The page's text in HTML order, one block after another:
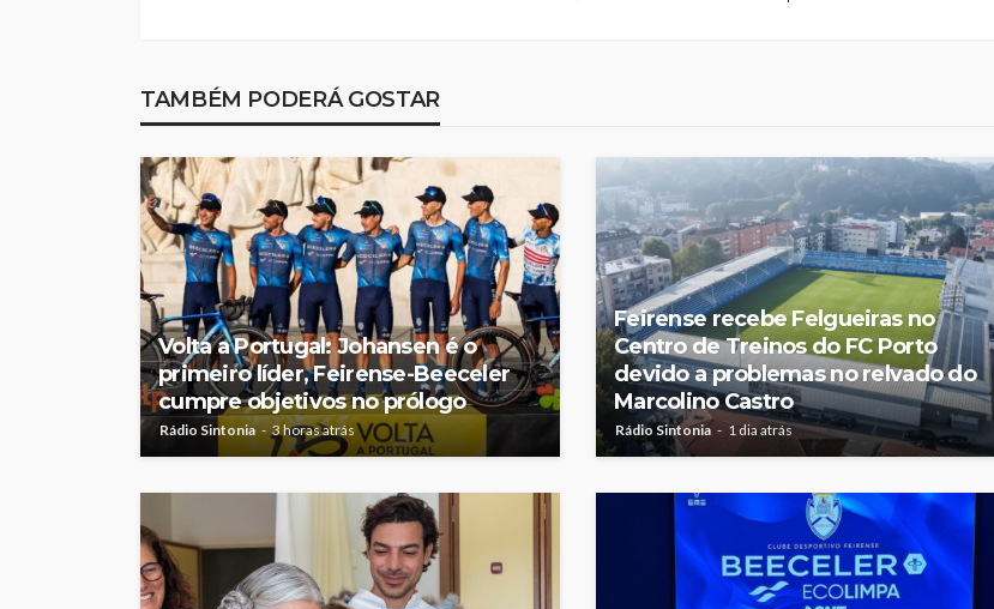
TAMBÉM PODERÁ GOSTAR
Volta a Portugal: Johansen é o
primeiro líder, Feirense-Beeceler
cumpre objetivos no prólogo
Rádio Sintonia 3 horas atrás
Feirense recebe Felgueiras no
Centro de Treinos do FC Porto
devido a problemas no relvado do
Marcolino Castro
Rádio Sintonia 1 dia atrás
“Partimos com a ambição
Rádio Sintonia 3 dias atrás Rádio Sintonia 3 horas atrás